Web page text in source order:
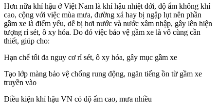
Hơn nữa khí hậu ở Việt Nam là khí hậu nhiệt đới, độ ẩm không khí
cao, cộng với việc mùa mưa, đường xá hay bị ngập lụt nên phần
gầm xe là điểm yếu, dễ bị hơi nước và nước xâm nhập, gây lên hiện
tượng rỉ sét, ô xy hóa. Do đó việc bảo vệ gầm xe là vô cùng cần
thiết, giúp cho:
Hạn chế tối đa nguy cơ rỉ sét, ô xy hóa, gây mục gầm xe
Tạo lớp màng bảo vệ chống rung động, ngăn tiếng ồn từ gầm xe
truyền vào
Điều kiện khí hậu VN có độ ẩm cao, mưa nhiều